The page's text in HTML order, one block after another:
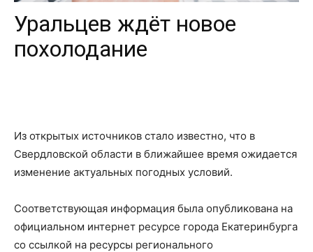
Уральцев ждёт новое
похолодание
Из открытых источников стало известно, что в
Свердловской области в ближайшее время ожидается
изменение актуальных погодных условий.
Соответствующая информация была опубликована на
официальном интернет ресурсе города Екатеринбурга
со ссылкой на ресурсы регионального